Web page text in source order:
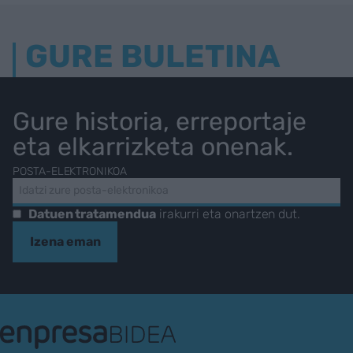
GURE BULETINA
Gure historia, erreportaje
eta elkarrizketa onenak.
POSTA-ELEKTRONIKOA
Datuen tratamenduairakurri eta onartzen dut.
Izena eman